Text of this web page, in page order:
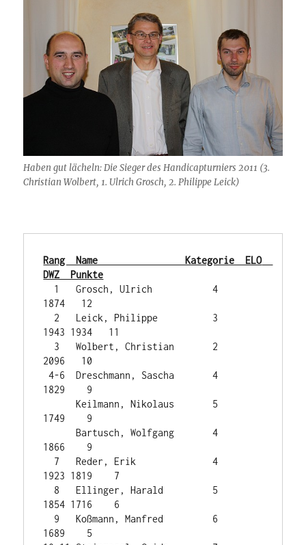
Haben gut lächeln: Die Sieger des Handicapturniers 2011 (3.
Christian Wolbert, 1. Ulrich Grosch, 2. Philippe Leick)
Rang  Name                Kategorie  ELO
DWZ  Punkte
1874   12
1943 1934   11
2096   10
4-6  Dreschmann, Sascha       4
1829    9
      Keilmann, Nikolaus       5
1749    9
      Bartusch, Wolfgang       4
1866    9
1923 1819    7
1854 1716    6
1689    5